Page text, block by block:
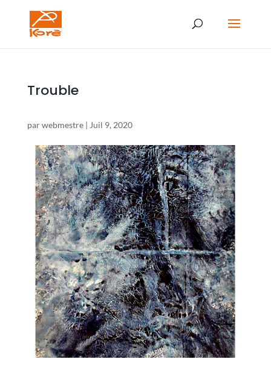
Trouble
parwebmestre| Juil 9, 2020